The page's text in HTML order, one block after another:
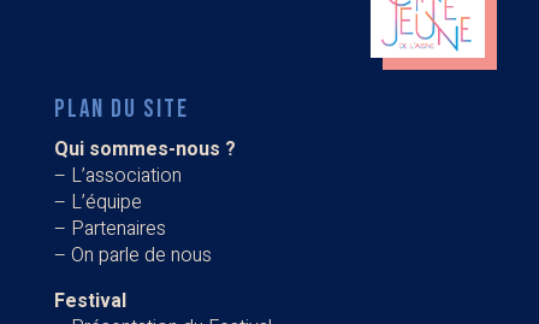
PLAN DU SITE
Qui sommes-nous ?
– L’association
– L’équipe
–Partenaires
–On parle de nous